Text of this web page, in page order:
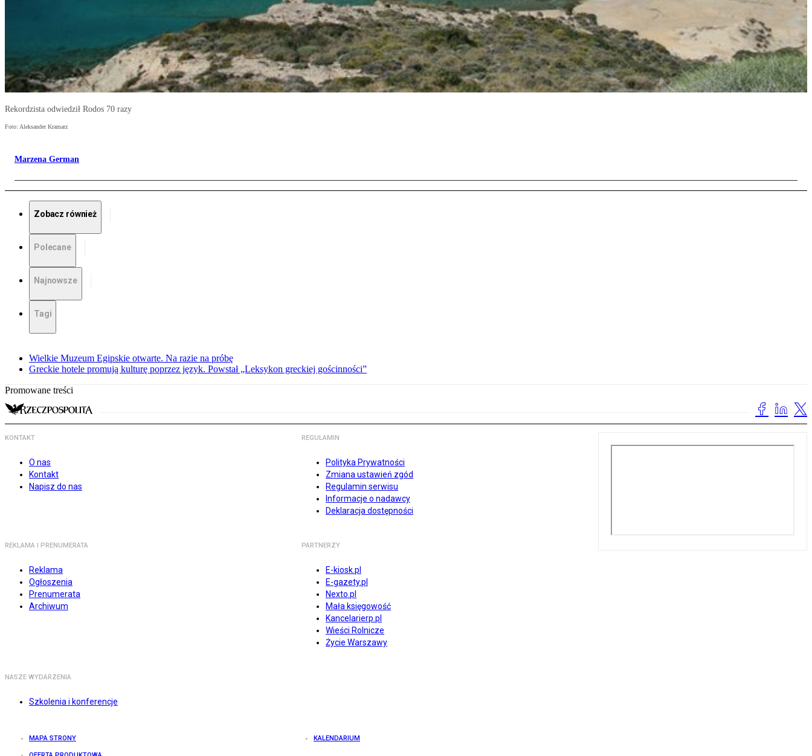
Rekordzista odwiedził Rodos 70 razy
Foto: Aleksander Kramarz
Marzena German
Zobacz również
Polecane
Najnowsze
Tagi
Wielkie Muzeum Egipskie otwarte. Na razie na próbę
Greckie hotele promują kulturę poprzez język. Powstał „Leksykon greckiej gościnności”
Promowane treści
KONTAKT
O nas
Kontakt
Napisz do nas
REGULAMIN
Polityka Prywatności
Zmiana ustawień zgód
Regulamin serwisu
Informacje o nadawcy
Deklaracja dostępności
REKLAMA I PRENUMERATA
Reklama
Ogłoszenia
Prenumerata
Archiwum
PARTNERZY
E-kiosk.pl
E-gazety.pl
Nexto.pl
Mała księgowość
Kancelarierp.pl
Wieści Rolnicze
Życie Warszawy
NASZE WYDARZENIA
Szkolenia i konferencje
MAPA STRONY KALENDARIUM